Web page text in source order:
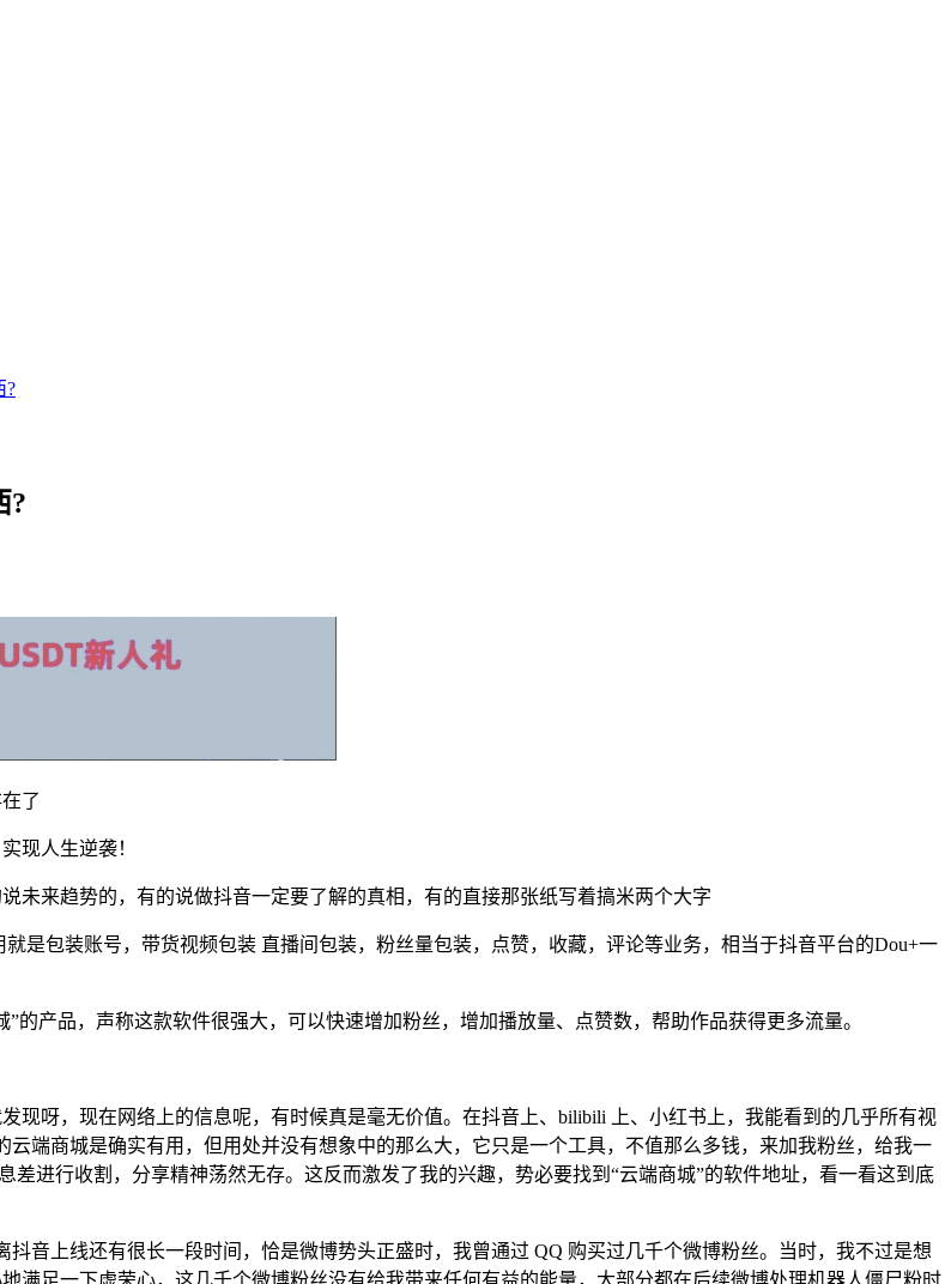
?
?
了
现人生逆袭！
未来趋势的，有的说做抖音一定要了解的真相，有的直接那张纸写着搞米两个大字
是包装账号，带货视频包装 直播间包装，粉丝量包装，点赞，收藏，评论等业务，相当于抖音平台的Dou+一
产品，声称这款软件很强大，可以快速增加粉丝，增加播放量、点赞数，帮助作品获得更多流量。
现呀，现在网络上的信息呢，有时候真是毫无价值。在抖音上、bilibili 上、小红书上，我能看到的几乎所有视
端商城是确实有用，但用处并没有想象中的那么大，它只是一个工具，不值那么多钱，来加我粉丝，给我一
进行收割，分享精神荡然无存。这反而激发了我的兴趣，势必要找到“云端商城”的软件地址，看一看这到底
音上线还有很长一段时间，恰是微博势头正盛时，我曾通过 QQ 购买过几千个微博粉丝。当时，我不过是想
满足一下虚荣心，这几千个微博粉丝没有给我带来任何有益的能量，大部分都在后续微博处理机器人僵尸粉时